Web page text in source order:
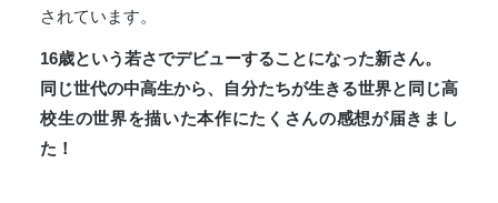
されています。
16歳という若さでデビューすることになった新さん。
同じ世代の中高生から、自分たちが生きる世界と同じ高
校生の世界を描いた本作にたくさんの感想が届きまし
た！